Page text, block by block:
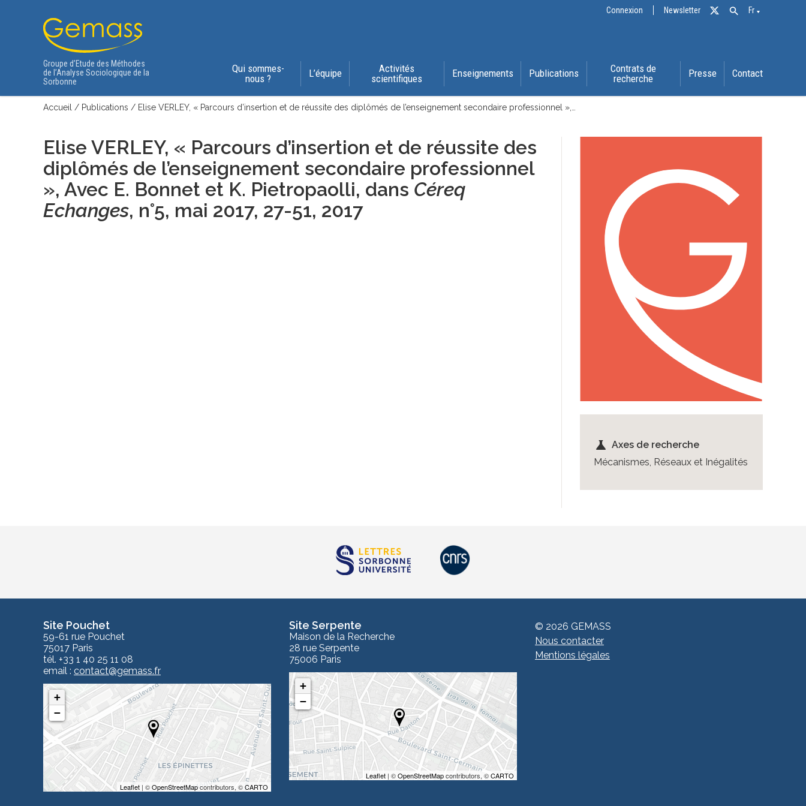
Connexion Newsletter Fr
Groupe d’Etude des Méthodes
de l’Analyse Sociologique de la
Sorbonne
Qui sommes-
nous ?
L’équipe
Activités
scientifiques
Enseignements Publications
Contrats de
recherche
Presse Contact
Accueil / Publications / Elise VERLEY, « Parcours d’insertion et de réussite des diplômés de l’enseignement secondaire professionnel »,…
Elise VERLEY, « Parcours d’insertion et de réussite des
diplômés de l’enseignement secondaire professionnel
», Avec E. Bonnet et K. Pietropaolli, dans Céreq
Echanges, n°5, mai 2017, 27-51, 2017
science Axes de recherche
Mécanismes, Réseaux et Inégalités
Site Pouchet
59-61 rue Pouchet
75017 Paris
tél. +33 1 40 25 11 08
email : contact@gemass.fr
+
−
Leaflet | ©OpenStreetMapcontributors, ©CARTO
Site Serpente
Maison de la Recherche
28 rue Serpente
75006 Paris
+
−
Leaflet | ©OpenStreetMapcontributors, ©CARTO
© 2026 GEMASS
Nous contacter
Mentions légales